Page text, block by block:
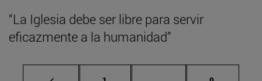
“La Iglesia debe ser libre para servir
eficazmente a la humanidad”